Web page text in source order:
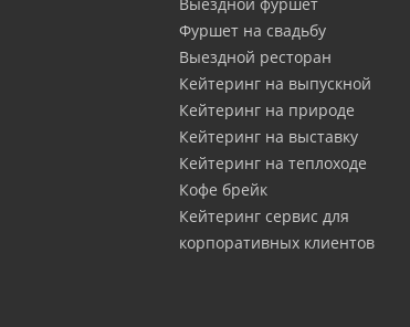
Фуршет на свадьбу
Выездной ресторан
Кейтеринг на выпускной
Кейтеринг на природе
Кейтеринг на выставку
Кейтеринг на теплоходе
Кофе брейк
Кейтеринг сервис для
корпоративных клиентов